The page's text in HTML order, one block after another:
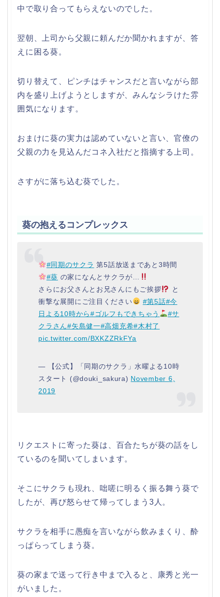
中で取り合ってもらえないのでした。
翌朝、上司から父親に頼んだか聞かれますが、答
えに困る葵。
切り替えて、ピンチはチャンスだと言いながら部
内を盛り上げようとしますが、みんなシラけた雰
囲気になります。
おまけに葵の実力は認めていないと言い、官僚の
父親の力を見込んだコネ入社だと指摘する上司。
さすがに落ち込む葵でした。
葵の抱えるコンプレックス
#同期のサクラ 第5話放送まであと3時間
#葵 の家になんとサクラが…
さらにお父さんとお兄さんにもご挨拶
と
衝撃な展開にご注目ください
#第5話#今
日よる10時から#ゴルフもできちゃう
#サ
クラさん#矢島健一#高畑充希#木村了
pic.twitter.com/BXKZZRkFYa
— 【公式】「同期のサクラ」水曜よる10時
スタート (@douki_sakura) November 6,
2019
リクエストに寄った葵は、百合たちが葵の話をし
ているのを聞いてしまいます。
そこにサクラも現れ、咄嗟に明るく振る舞う葵で
したが、再び怒らせて帰ってしまう3人。
サクラを相手に愚痴を言いながら飲みまくり、酔
っぱらってしまう葵。
葵の家まで送って行き中まで入ると、康秀と光一
がいました。